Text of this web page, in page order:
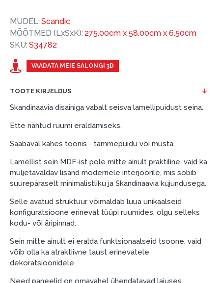
teil vajalikud tooted kohe osta, kuid nende eest
hiljem tasuda.
eeliseid ilma esimese sissemakseta ja järelmaksu
perioodiga kuni 12 kuud.
Näide: Toote hind 300 €, periood: 12 kuud,
esimene sissemakse: 0 €, igakuine makse: 25 €,
meie salongi Dārzciema tänaval 91, Riia, Läti.
Dokumendi nõuded:
ESTO LV AS (Dokumentide vormistamiseks on
mobile, ESTO konto või pank Swedbank, Luminor,
SEB või Citadele).
Liisingulepingu võib allkirjastada ainult see isik,
kes on märgitud krediidi saamise lepingus.
Lisateave:
VAADATA MEIE SALONGI 3D
TOOTE KIRJELDUS
Skandinaavia disainiga vabalt seisva lamellipuidust seina.
Ette nähtud ruumi eraldamiseks.
Saabaval kahes toonis - tammepuidu või musta.
Lamellist sein MDF-ist pole mitte ainult praktiline, vaid ka
muljetavaldav lisand modernele interjöörile, mis sobib
suurepäraselt minimalistliku ja Skandinaavia kujundusega.
Selle avatud struktuur võimaldab luua unikaalseid
konfiguratsioone erinevat tüüpi ruumides, olgu selleks
kodu- või äripinnad.
Sein mitte ainult ei eralda funktsionaalseid tsoone, vaid
võib olla ka atraktiivne taust erinevatele
dekoratsioonidele.
Need paneelid on omavahel ühendatavad laiuses.
MUDEL: Scandic
MÕÕTMED (LxSxK): 275.00cm x 58.00cm x 6.50cm
SKU: S34782